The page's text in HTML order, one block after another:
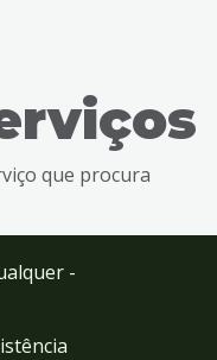
que procura
-